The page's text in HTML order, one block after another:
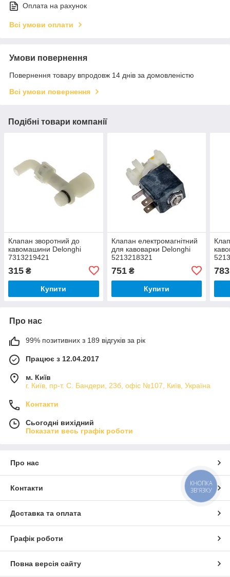
Оплата на рахунок
Всі умови оплати
Умови повернення
Повернення товару впродовж 14 днів за домовленістю
Всі умови повернення
Подібні товари компанії
Клапан зворотний до
кавомашини Delonghi
7313219421
315 ₴
Купити
Клапан електромагнітний
для кавоварки Delonghi
5213218321
751₴
Купити
783
Про нас
99% позитивних з 189 відгуків за рік
Працює з 12.04.2017
м. Київ
г. Київ, пр-т. С. Бандери, 23б, офіс №107, Київ, Україна
Контакти
Сьогодні вихідний
Показати весь графік роботи
Про нас
Контакти
Доставка та оплата
Графік роботи
Повна версія сайту
КНОПКА
ЗВ'ЯЗКУ